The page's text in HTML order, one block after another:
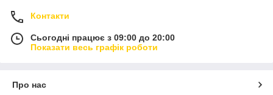
Контакти
Сьогодні працює з 09:00 до 20:00
Показати весь графік роботи
Про нас